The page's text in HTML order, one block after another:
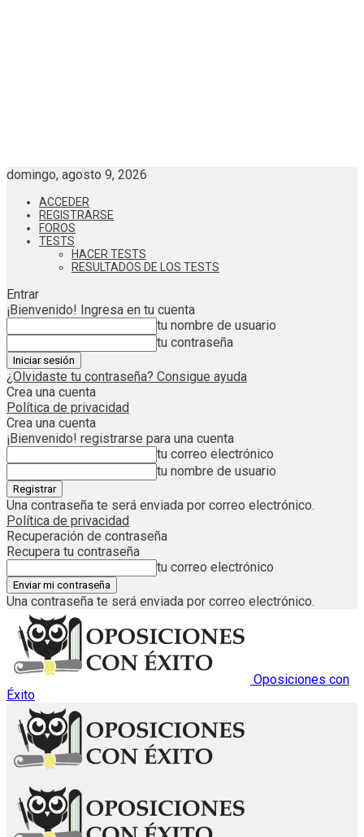
domingo, agosto 9, 2026
ACCEDER
REGISTRARSE
FOROS
TESTS
HACER TESTS
RESULTADOS DE LOS TESTS
Entrar
¡Bienvenido! Ingresa en tu cuenta
tu nombre de usuario
tu contraseña
¿Olvidaste tu contraseña? Consigue ayuda
Crea una cuenta
Política de privacidad
Crea una cuenta
¡Bienvenido! registrarse para una cuenta
tu correo electrónico
tu nombre de usuario
Una contraseña te será enviada por correo electrónico.
Política de privacidad
Recuperación de contraseña
Recupera tu contraseña
tu correo electrónico
Una contraseña te será enviada por correo electrónico.
Oposiciones con
Éxito